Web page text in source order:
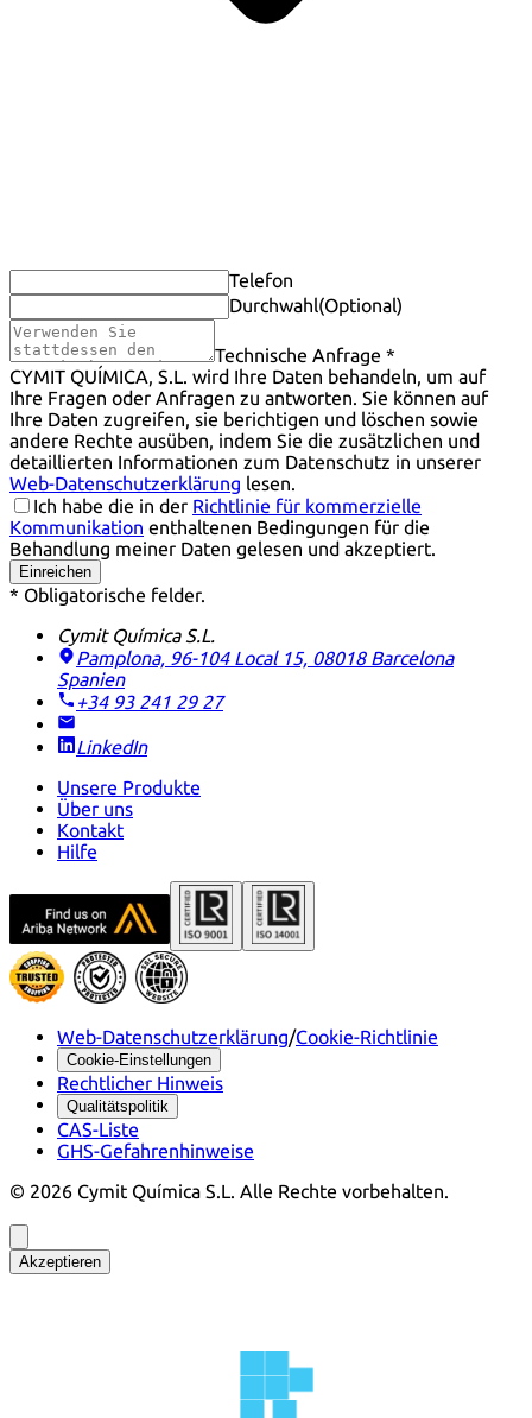
Telefon
Durchwahl(Optional)
Technische Anfrage *
CYMIT QUÍMICA, S.L. wird Ihre Daten behandeln, um auf
Ihre Fragen oder Anfragen zu antworten. Sie können auf
Ihre Daten zugreifen, sie berichtigen und löschen sowie
andere Rechte ausüben, indem Sie die zusätzlichen und
detaillierten Informationen zum Datenschutz in unserer
Web-Datenschutzerklärung lesen.
Ich habe die in der Richtlinie für kommerzielle
Kommunikation enthaltenen Bedingungen für die
Behandlung meiner Daten gelesen und akzeptiert.
Einreichen
* Obligatorische felder.
Cymit Química S.L.
Pamplona, 96-104 Local 15, 08018 Barcelona
Spanien
+34 93 241 29 27
LinkedIn
Unsere Produkte
Über uns
Kontakt
Hilfe
Web-Datenschutzerklärung/Cookie-Richtlinie
Cookie-Einstellungen
Rechtlicher Hinweis
Qualitätspolitik
CAS-Liste
GHS-Gefahrenhinweise
© 2026 Cymit Química S.L. Alle Rechte vorbehalten.
Akzeptieren